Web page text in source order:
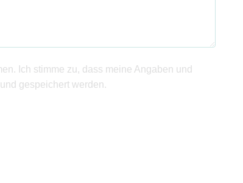
Ich stimme zu, dass meine Angaben und
gespeichert werden.